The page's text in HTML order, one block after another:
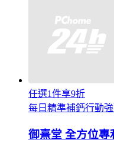
任選1件享9折
每日精準補鈣行動
御熹堂 全方位專